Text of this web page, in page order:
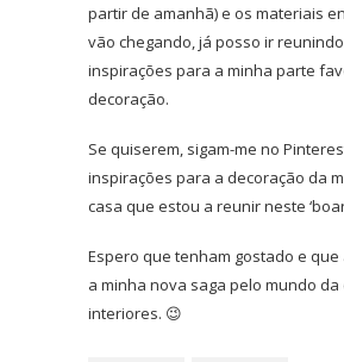
partir de amanhã) e os materiais
vão chegando, já posso ir
inspirações para a minha parte
decoração.
Se quiserem, sigam-me no
inspirações para a decoração da
casa que estou a reunir neste
Espero que tenham gostado e que
a minha nova saga pelo mundo
interiores. 😉